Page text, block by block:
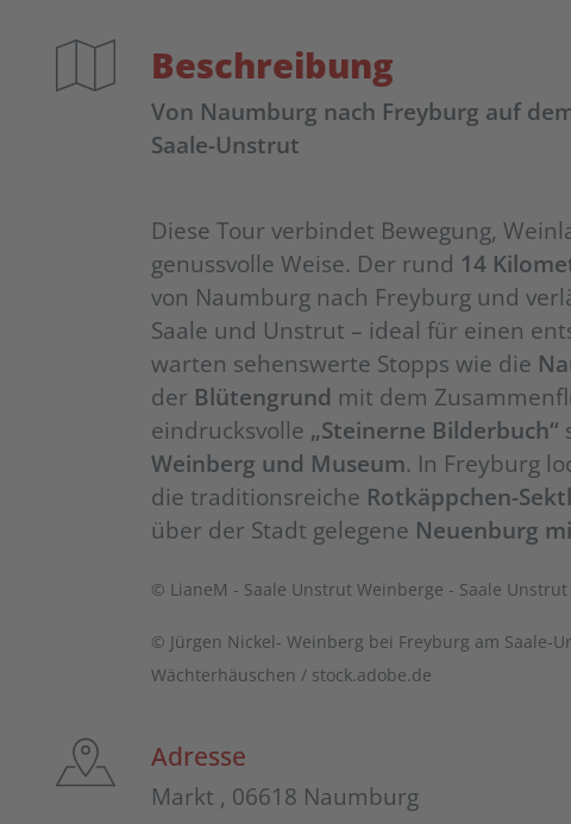
Beschreibung
Von Naumburg nach Freyburg auf
Saale-Unstrut
Diese Tour verbindet Bewegung,
genussvolle Weise. Der rund 14
von Naumburg nach Freyburg und
Saale und Unstrut – ideal für einen
warten sehenswerte Stopps wie die
der Blütengrund mit dem
eindrucksvolle „Steinerne Bilderbuch“
Weinberg und Museum. In Freyburg
die traditionsreiche Rotkäppchen-
über der Stadt gelegene Neuenburg
© LianeM - Saale Unstrut Weinberge - Saale
© Jürgen Nickel- Weinberg bei Freyburg am Saale-
Wächterhäuschen / stock.adobe.de
Adresse
Markt , 06618 Naumburg